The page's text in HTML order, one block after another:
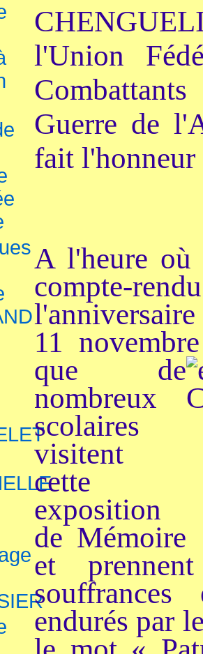
l'Union
Guerre de
fait l'honneur
A l'heure où
compte-
11
que de
nombreux
scolaires
visitent
cette
exposition
de Mémoire
et
souffrances
endurés par